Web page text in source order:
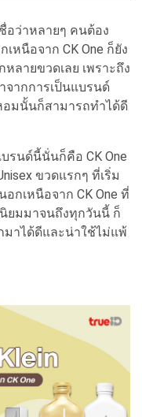
อว่าหลายๆ คนต้อง
หนือจาก CK One ก็ยัง
ลายขวดเลย เพราะถึง
จากการเป็นแบรนด์
อมนั้นก็สามารถทำได้ดี
นด์นี้นั่นก็คือ CK One
ขวดแรกๆ ที่เริ่ม
กเหนือจาก CK One ที่
ยมมาจนถึงทุกวันนี้ ก็
าได้ดีและน่าใช้ไม่แพ้